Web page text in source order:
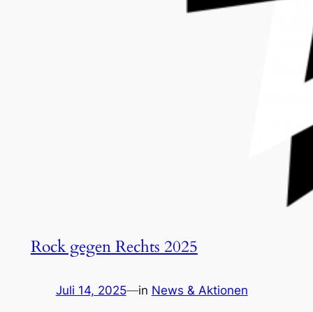
Rock gegen Rechts 2025
Juli 14, 2025—in News & Aktionen